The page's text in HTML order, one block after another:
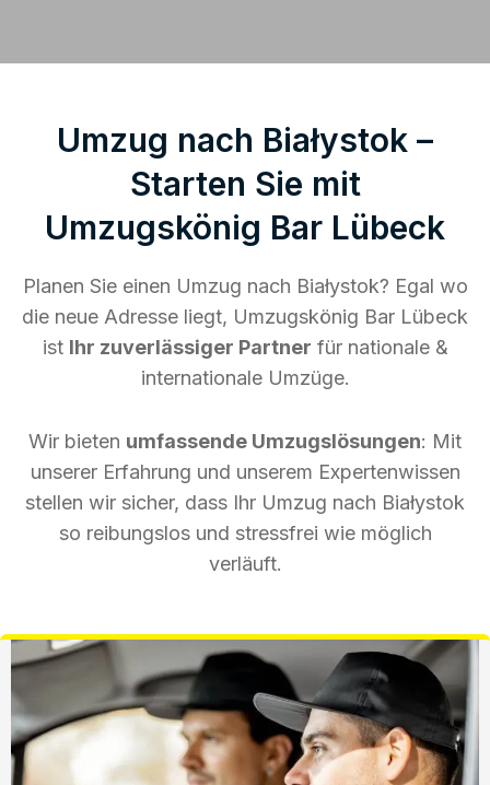
Umzug nach Białystok –
Starten Sie mit
Umzugskönig Bar Lübeck
Planen Sie einen Umzug nach Białystok? Egal wo
die neue Adresse liegt, Umzugskönig Bar Lübeck
ist Ihr zuverlässiger Partner für nationale &
internationale Umzüge.
Wir bieten umfassende Umzugslösungen: Mit
unserer Erfahrung und unserem Expertenwissen
stellen wir sicher, dass Ihr Umzug nach Białystok
so reibungslos und stressfrei wie möglich
verläuft.